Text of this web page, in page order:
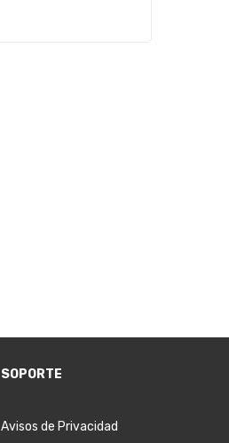
SOPORTE
Avisos de Privacidad